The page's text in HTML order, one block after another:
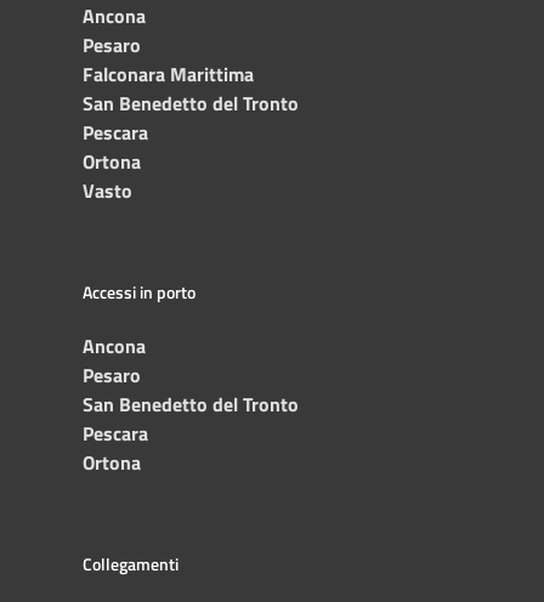
Ancona
Pesaro
Falconara Marittima
San Benedetto del Tronto
Pescara
Ortona
Vasto
Accessi in porto
Ancona
Pesaro
San Benedetto del Tronto
Pescara
Ortona
Collegamenti